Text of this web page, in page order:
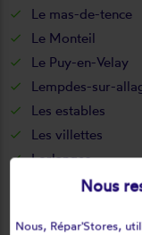
Le mas-de-tence
Le Monteil
Le Puy-en-Velay
Lempdes-sur-
Les estables
Les villettes
Lorlanges
Lubilhac
Mazerat-aurouze
Nous
Nous, Répar'Stores,